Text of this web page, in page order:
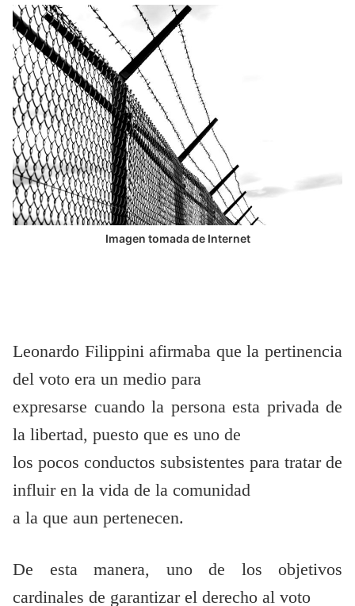
Imagen tomada de Internet
Leonardo Filippini afirmaba que la pertinencia
del voto era un medio para
expresarse cuando la persona esta privada de
la libertad, puesto que es uno de
los pocos conductos subsistentes para tratar de
influir en la vida de la comunidad
a la que aun pertenecen.
De esta manera, uno de los objetivos
cardinales de garantizar el derecho al voto